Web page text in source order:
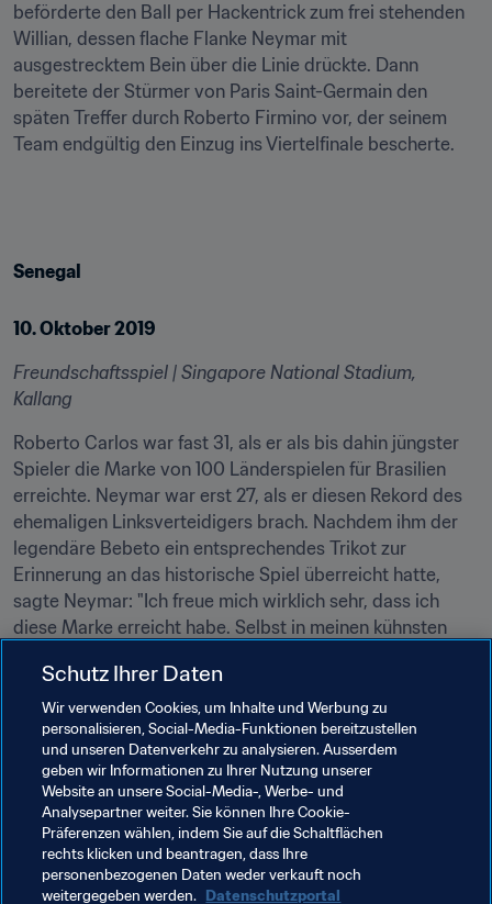
beförderte den Ball per Hackentrick zum frei stehenden
Willian, dessen flache Flanke Neymar mit
ausgestrecktem Bein über die Linie drückte. Dann
bereitete der Stürmer von Paris Saint-Germain den
späten Treffer durch Roberto Firmino vor, der seinem
Team endgültig den Einzug ins Viertelfinale bescherte.
Senegal
10. Oktober 2019
Freundschaftsspiel | Singapore National Stadium,
Kallang
Roberto Carlos war fast 31, als er als bis dahin jüngster
Spieler die Marke von 100 Länderspielen für Brasilien
erreichte. Neymar war erst 27, als er diesen Rekord des
ehemaligen Linksverteidigers brach. Nachdem ihm der
legendäre Bebeto ein entsprechendes Trikot zur
Erinnerung an das historische Spiel überreicht hatte,
sagte Neymar: "Ich freue mich wirklich sehr, dass ich
diese Marke erreicht habe. Selbst in meinen kühnsten
Seleção zu bestreiten. Ich bin sehr stolz, dass ich für
Brasilien spielen kann und ich will unbedingt noch die
Weltmeisterschaft gewinnen."
Schutz Ihrer Daten
Wir verwenden Cookies, um Inhalte und Werbung zu
personalisieren, Social-Media-Funktionen bereitzustellen
und unseren Datenverkehr zu analysieren. Ausserdem
geben wir Informationen zu Ihrer Nutzung unserer
Website an unsere Social-Media-, Werbe- und
Analysepartner weiter. Sie können Ihre Cookie-
Präferenzen wählen, indem Sie auf die Schaltflächen
rechts klicken und beantragen, dass Ihre
personenbezogenen Daten weder verkauft noch
weitergegeben werden. Datenschutzportal